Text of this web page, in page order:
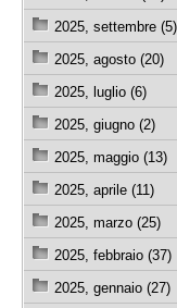
2025, settembre (5)
2025, agosto (20)
2025, luglio (6)
2025, giugno (2)
2025, maggio (13)
2025, aprile (11)
2025, marzo (25)
2025, febbraio (37)
2025, gennaio (27)